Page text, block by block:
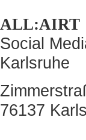
ALL:AIRT
Social
Karlsruhe
76137